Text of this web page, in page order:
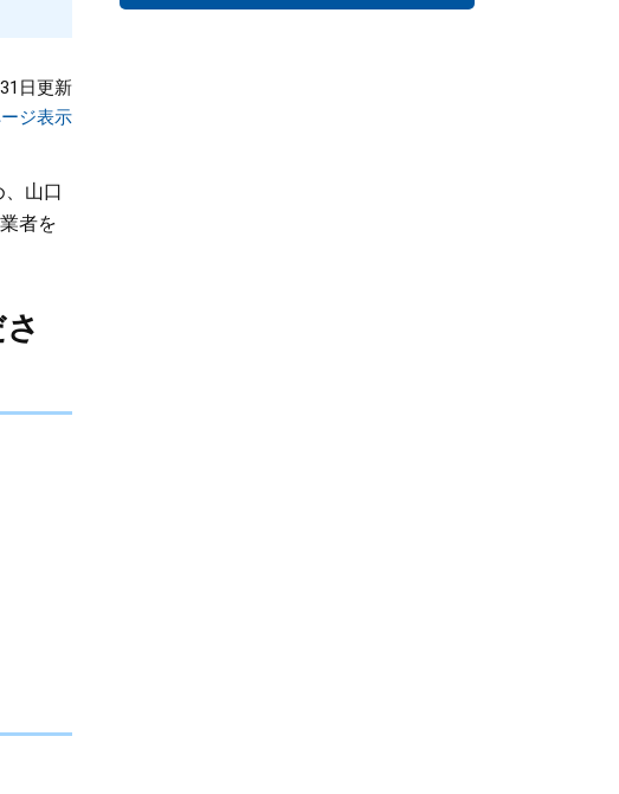
日更新
ジ表示
山口
者を